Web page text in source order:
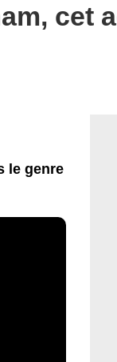
cet
le genre